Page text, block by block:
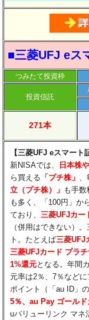
■三菱UFJ eス
つみたて投資枠
投資信託
271本
【三菱UFJ eスマート
新NISAでは、
日本株
ら買える 「プチ株」
立（プチ株）」 も手
も多く、「100円」か
ており、 三菱UFJカー
（併用はできない）
ト。たとえば三菱UFJ
三菱UFJカード プラ
1%還元となる。年間
元率は2％、7％など
ポイント（「au ID」
5％、au Pay ゴール
uバリューリンク マネ